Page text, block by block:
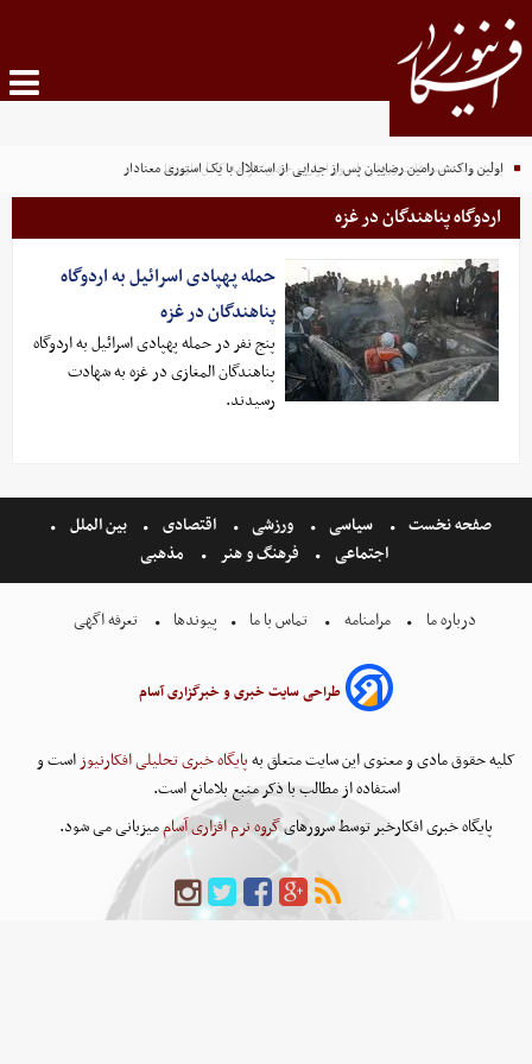
اولین واکنش رامین رضاییان پس از جدایی از استقلال با یک استوری معنادار
پخش زنده مسابقات ورزشی امروز ایران و جهان؛ برنامه کامل بازی‌ها
اردوگاه پناهندگان در غزه
حمله پهپادی اسرائیل به اردوگاه
پناهندگان در غزه
پنج نفر در حمله پهپادی اسرائیل به اردوگاه
پناهندگان المغازی در غزه به شهادت
رسیدند.
صفحه نخست سیاسی ورزشی اقتصادی
بین الملل
اجتماعی
فرهنگ و هنر مذهبی
درباره ما مرامنامه تماس با ما پیوندها تعرفه اگهی
طراحی سایت خبری و خبرگزاری آسام
کلیه حقوق مادی و معنوی این سایت متعلق بهپایگاه خبری تحلیلی افکارنیوزاست و
استفاده از مطالب با ذکر منبع بلامانع است.
پایگاه خبری افکارخبر توسط سرورهایگروه نرم افزاری آساممیزبانی می شود.